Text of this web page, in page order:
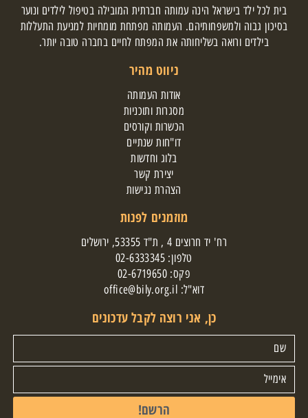
בית לכל ילד בישראל הינה עמותה חברתית המובילה בטיפול לילדים ונוער
בסיכון גבוה ולמשפחותיהם. העמותה מפתחת מומחיות למניעת התעללות
בילדים ורואה בשליחותה את המפתח לחיים בחברה טובה יותר.
ניווט מהיר
אודות העמותה
מסגרות ותוכניות
הכשרות וקורסים
דו"חות שנתיים
בלוג וחדשות
יצירת קשר
הצהרת נגישות
מוזמנים לפנות
רח' יד חרוצים 4 , ת"ד 53355, ירושלים
טלפון: 02-6333345
פקס: 02-6719650
דוא"ל: office@bily.org.il
כן, אני רוצה לקבל עדכונים
הרשם!